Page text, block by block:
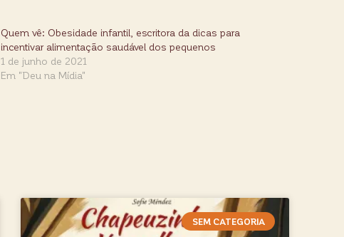
Quem vê: Obesidade infantil, escritora da dicas para
incentivar alimentação saudável dos pequenos
1 de junho de 2021
Em "Deu na Mídia"
SEM CATEGORIA